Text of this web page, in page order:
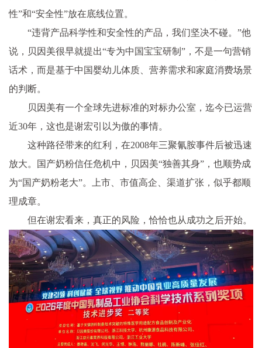
性”和“安全性”放在底线位置。
“违背产品科学性和安全性的产品，我们坚决不碰。”他
说，贝因美很早就提出“专为中国宝宝研制”，不是一句营销
话术，而是基于中国婴幼儿体质、营养需求和家庭消费场景
的判断。
贝因美有一个全球先进标准的对标办公室，迄今已运营
近30年，这也是谢宏引以为傲的事情。
这种路径带来的红利，在2008年三聚氰胺事件后被迅速
放大。国产奶粉信任危机中，贝因美“独善其身”，也顺势成
为“国产奶粉老大”。上市、市值高企、渠道扩张，似乎都顺
理成章。
但在谢宏看来，真正的风险，恰恰也从成功之后开始。